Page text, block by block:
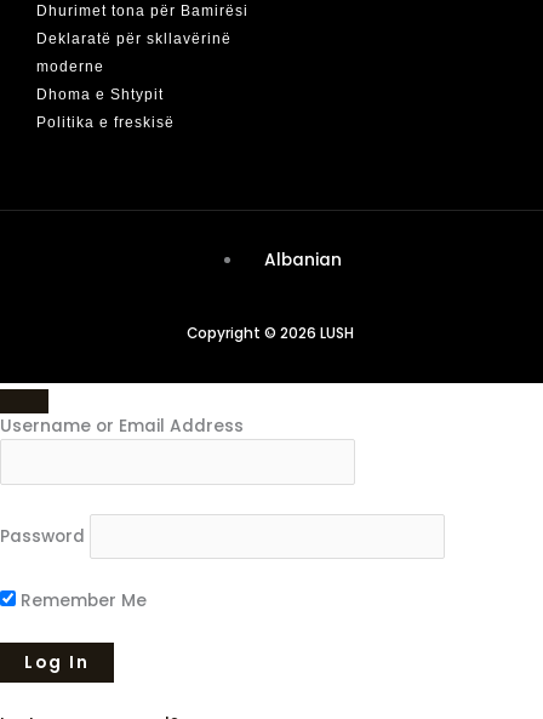
Dhurimet tona për Bamirësi
Deklaratë për skllavërinë
moderne
Dhoma e Shtypit
Politika e freskisë
Albanian
Copyright © 2026 LUSH
Username or Email Address
Password
Remember Me